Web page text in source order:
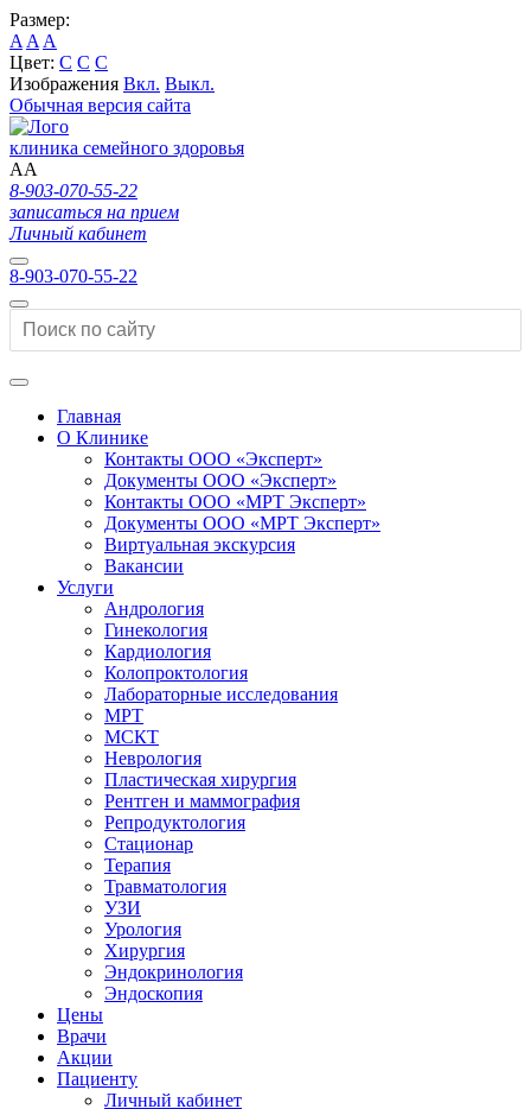
Размер:
A A A
Цвет: C C C
Изображения Вкл. Выкл.
Обычная версия сайта
клиника семейного здоровья
AA
8-903-070-55-22
записаться на прием
Личный кабинет
8-903-070-55-22
Главная
О Клинике
Контакты ООО «Эксперт»
Документы ООО «Эксперт»
Контакты ООО «МРТ Эксперт»
Документы ООО «МРТ Эксперт»
Виртуальная экскурсия
Вакансии
Услуги
Андрология
Гинекология
Кардиология
Колопроктология
Лабораторные исследования
МРТ
МСКТ
Неврология
Пластическая хирургия
Рентген и маммография
Репродуктология
Стационар
Терапия
Травматология
УЗИ
Урология
Хирургия
Эндокринология
Эндоскопия
Цены
Врачи
Акции
Пациенту
Личный кабинет